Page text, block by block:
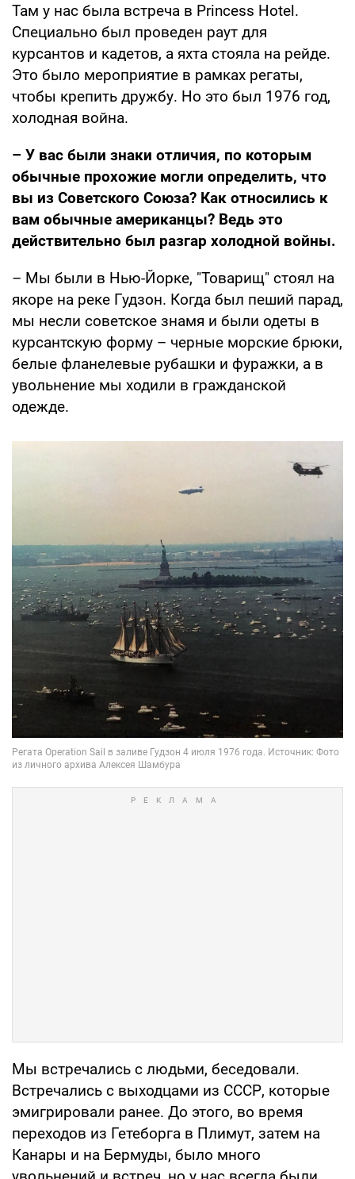
Там у нас была встреча в Princess Hotel.
Специально был проведен раут для
курсантов и кадетов, а яхта стояла на рейде.
Это было мероприятие в рамках регаты,
чтобы крепить дружбу. Но это был 1976 год,
холодная война.
– У вас были знаки отличия, по которым
обычные прохожие могли определить, что
вы из Советского Союза? Как относились к
вам обычные американцы? Ведь это
действительно был разгар холодной войны.
– Мы были в Нью-Йорке, "Товарищ" стоял на
якоре на реке Гудзон. Когда был пеший парад,
мы несли советское знамя и были одеты в
курсантскую форму – черные морские брюки,
белые фланелевые рубашки и фуражки, а в
увольнение мы ходили в гражданской
одежде.
Мы встречались с людьми, беседовали.
Встречались с выходцами из СССР, которые
эмигрировали ранее. До этого, во время
переходов из Гетеборга в Плимут, затем на
Канары и на Бермуды, было много